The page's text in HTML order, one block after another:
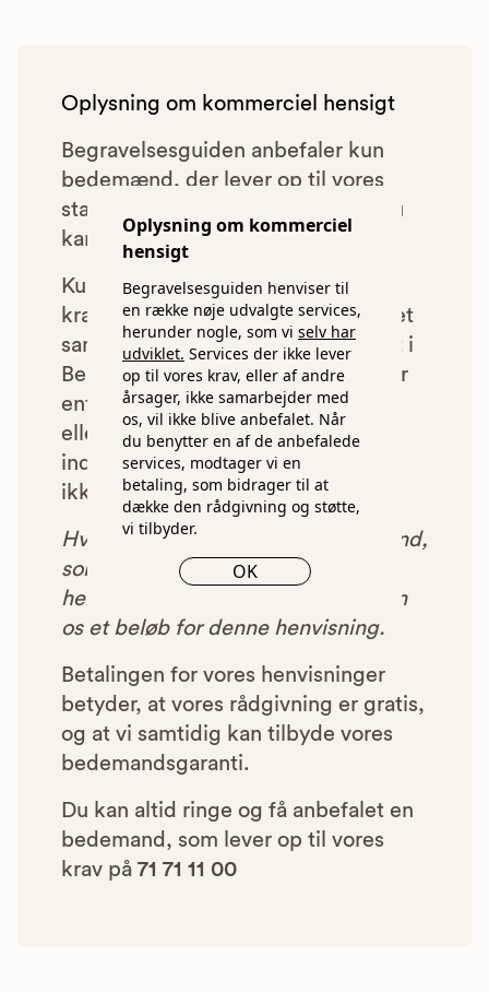
Oplysning om kommerciel
hensigt
Begravelsesguiden henviser til
en række nøje udvalgte services,
herunder nogle, som vi selv har
udviklet. Services der ikke lever
op til vores krav, eller af andre
årsager, ikke samarbejder med
os, vil ikke blive anbefalet. Når
du benytter en af de anbefalede
services, modtager vi en
betaling, som bidrager til at
dække den rådgivning og støtte,
vi tilbyder.
OK
Oplysning om kommerciel hensigt
Begravelsesguiden anbefaler kun
bedemænd, der lever op til vores
statistiske pris- og kvalitetskrav. Du
kan læse mere om vores krav
Kun bedemænd der lever op til
kravene har mulighed for at indgå et
samarbejde med os om at blive vist i
Begravelsesguiden. Bedemænd der
enten ikke lever op til vores krav,
eller som af andre årsager ikke har
indgået et samarbejde med os, vil
ikke blive vist i vores anbefalinger.
Hver gang du benytter en bedemand,
som vi har godkendt, anbefalet og
henvist dig til, betaler bedemanden
os et beløb for denne henvisning.
Betalingen for vores henvisninger
betyder, at vores rådgivning er gratis,
og at vi samtidig kan tilbyde vores
bedemandsgaranti.
Du kan altid ringe og få anbefalet en
bedemand, som lever op til vores
krav på 71 71 11 00